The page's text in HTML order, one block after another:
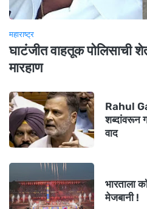
महाराष्ट्र
घाटंजीत वाहतूक पोलिसाची
मारहाण
Rahul
शब्दांवरून
वाद
भारताला
मेजबानी !